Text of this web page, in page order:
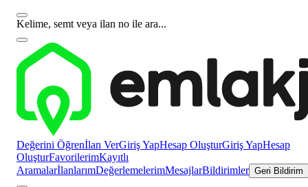
Kelime, semt veya ilan no ile ara...
Değerini Öğrenİlan VerGiriş YapHesap OluşturGiriş YapHesap
OluşturFavorilerimKayıtlı
AramalarİlanlarımDeğerlemelerimMesajlarBildirimler Geri Bildirim